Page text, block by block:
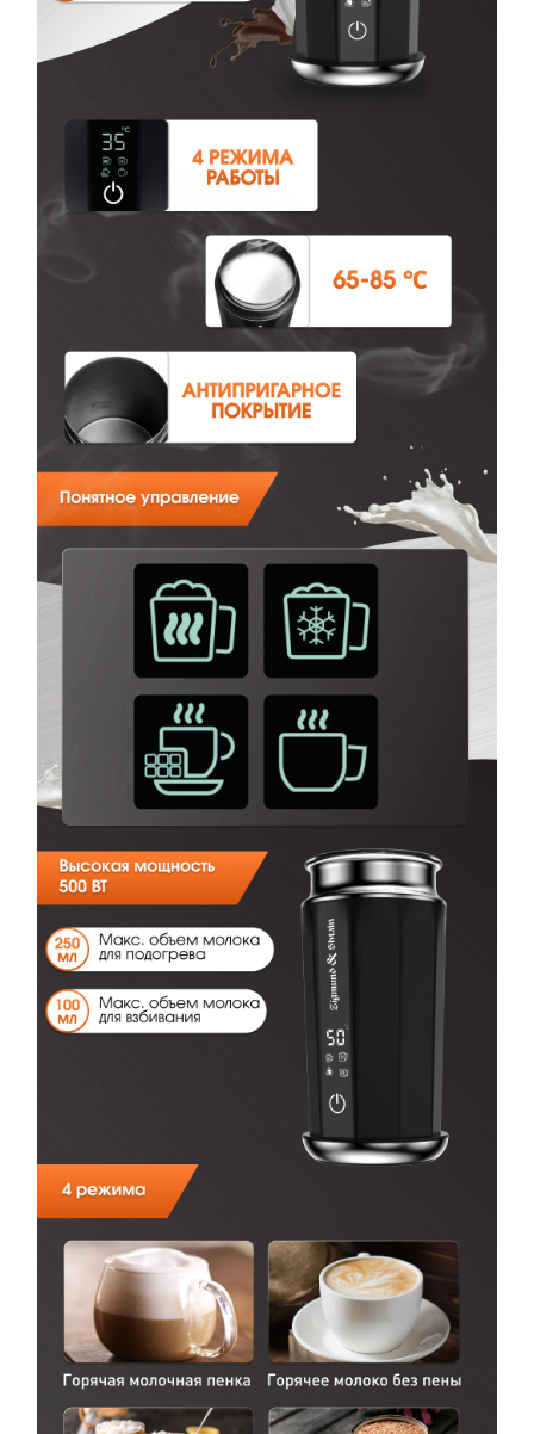
КУПИТЬ В ОДИН КЛИК
Заполните короткую форму —